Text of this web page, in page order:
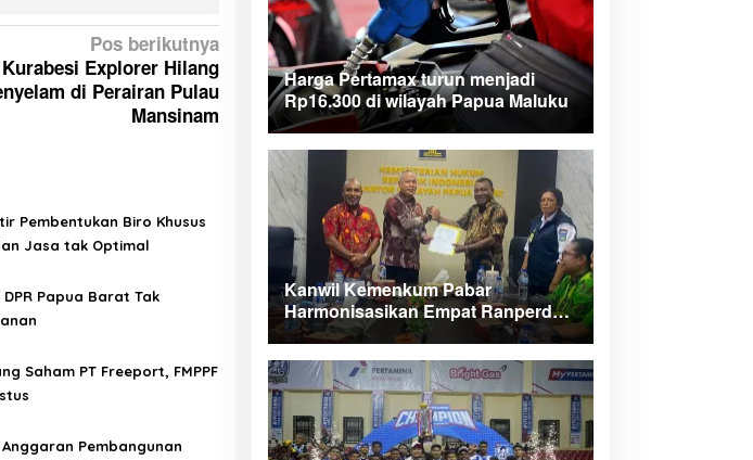
Pos berikutnya
Explorer Hilang
di Perairan Pulau
Mansinam
Pembentukan Biro Khusus
Jasa tak Optimal
Papua Barat Tak
Saham PT Freeport, FMPPF
Pembangunan
Harga Pertamax turun menjadi
Rp16.300 di wilayah Papua Maluku
Kanwil Kemenkum Pabar
Harmonisasikan Empat Ranperda
Kabupaten Teluk Wondama